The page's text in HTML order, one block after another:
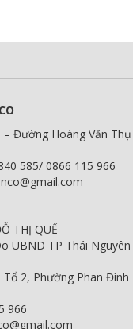
– Đường Hoàng Văn
585/ 0866 115 966
THỊ QUẾ
UBND TP Thái
2, Phường Phan Đình
966